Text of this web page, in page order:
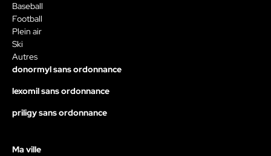
Baseball
Football
Plein air
Ski
Autres
donormyl sans ordonnance
lexomil sans ordonnance
priligy sans ordonnance
Ma ville